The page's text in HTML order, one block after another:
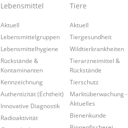
Lebensmittel
Aktuell
Lebensmittelgruppen
Lebensmittelhygiene
Rückstände &
Kontaminanten
Kennzeichnung
Authentizität (Echtheit)
Innovative Diagnostik
Radioaktivität
Tiere
Aktuell
Tiergesundheit
Wildtierkrankheiten
Tierarzneimittel &
Rückstände
Tierschutz
Marktüberwachung -
Aktuelles
Bienenkunde